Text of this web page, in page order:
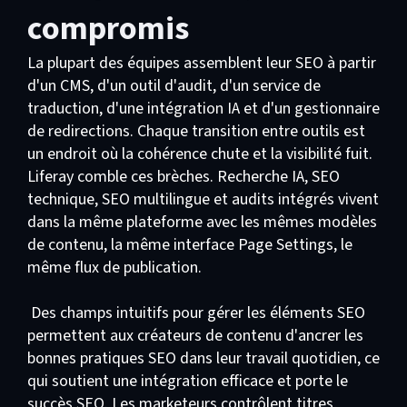
compromis
La plupart des équipes assemblent leur SEO à partir
d'un CMS, d'un outil d'audit, d'un service de
traduction, d'une intégration IA et d'un gestionnaire
de redirections. Chaque transition entre outils est
un endroit où la cohérence chute et la visibilité fuit.
Liferay comble ces brèches. Recherche IA, SEO
technique, SEO multilingue et audits intégrés vivent
dans la même plateforme avec les mêmes modèles
de contenu, la même interface Page Settings, le
même flux de publication.
Des champs intuitifs pour gérer les éléments SEO
permettent aux créateurs de contenu d'ancrer les
bonnes pratiques SEO dans leur travail quotidien, ce
qui soutient une intégration efficace et porte le